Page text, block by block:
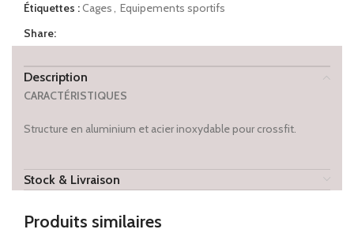
Étiquettes :Cages, Equipements sportifs
Share:
Description
CARACTÉRISTIQUES
Structure en aluminium et acier inoxydable pour crossfit.
Stock & Livraison
Produits similaires